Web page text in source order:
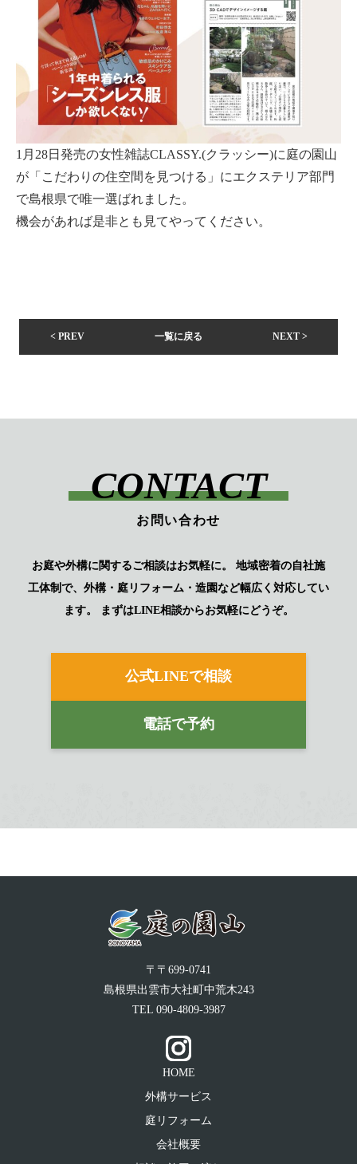
1月28日発売の女性雑誌CLASSY.(クラッシー)に庭の園山
が「こだわりの住空間を見つける」にエクステリア部門
で島根県で唯一選ばれました。
機会があれば是非とも見てやってください。
< PREV 一覧に戻る NEXT >
CONTACT
お問い合わせ
お庭や外構に関するご相談はお気軽に。
地域密着の自社施
工体制で、外構・庭リフォーム・造園など幅広く対応してい
ます。
まずはLINE相談からお気軽にどうぞ。
公式LINEで相談
電話で予約
〒〒699-0741
島根県出雲市大社町中荒木243
TEL090-4809-3987
HOME
外構サービス
庭リフォーム
会社概要